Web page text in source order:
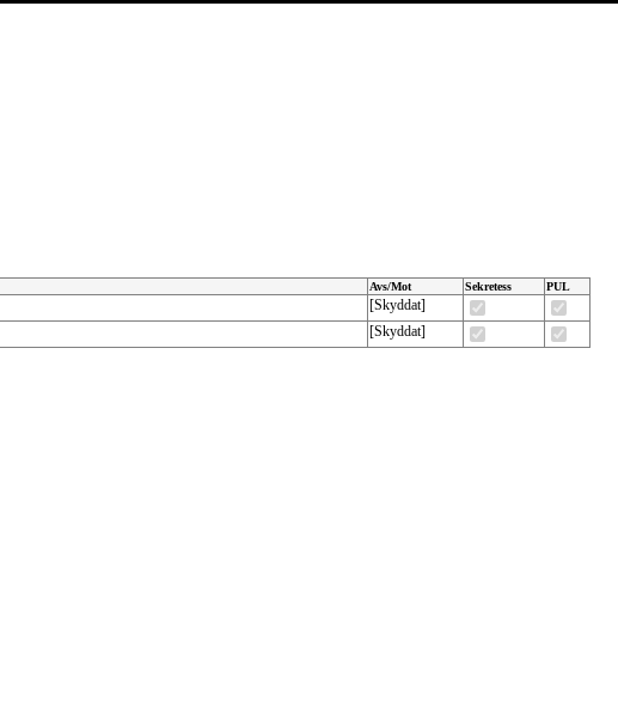
Avs/Mot Sekretess PUL
[Skyddat]
[Skyddat]